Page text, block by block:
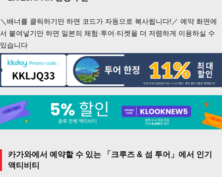
＼배너를 클릭하기만 하면 코드가 자동으로 복사됩니다!／ 예약 화면에
서 붙여넣기만 하면 일본의 체험·투어·티켓을 더 저렴하게 이용하실 수
있습니다
카가와에서 예약할 수 있는 「크루즈 & 섬 투어」에서 인기
액티비티